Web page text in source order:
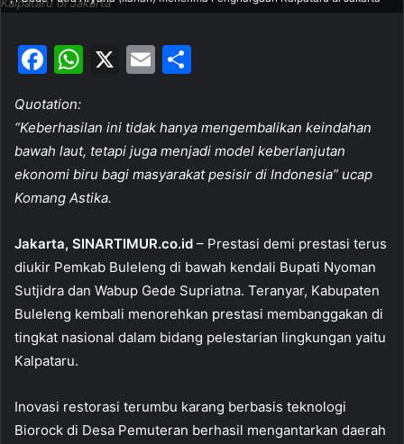
Kalpataru di Jakarta
F
c
e
b
o
o
k
W
at
s
A
p
p
X
E
ai
l
ar
e
Quotation:
“Keberhasilan ini tidak hanya mengembalikan keindahan
bawah laut, tetapi juga menjadi model keberlanjutan
ekonomi biru bagi masyarakat pesisir di Indonesia” ucap
Komang Astika.
Jakarta, SINARTIMUR.co.id – Prestasi demi prestasi terus
diukir Pemkab Buleleng di bawah kendali Bupati Nyoman
Sutjidra dan Wabup Gede Supriatna. Teranyar, Kabupaten
Buleleng kembali menorehkan prestasi membanggakan di
tingkat nasional dalam bidang pelestarian lingkungan yaitu
Kalpataru.
Inovasi restorasi terumbu karang berbasis teknologi
Biorock di Desa Pemuteran berhasil mengantarkan daerah